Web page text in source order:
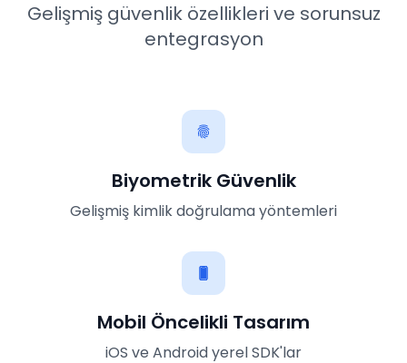
Gelişmiş güvenlik özellikleri ve sorunsuz
entegrasyon
Biyometrik Güvenlik
Gelişmiş kimlik doğrulama yöntemleri
Mobil Öncelikli Tasarım
iOS ve Android yerel SDK'lar